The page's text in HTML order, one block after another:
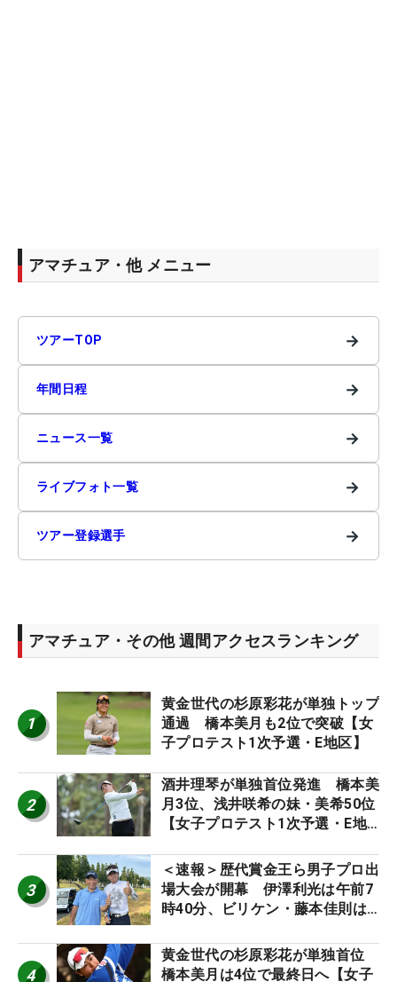
アマチュア・他 メニュー
ツアーTOP →
年間日程 →
ニュース一覧 →
ライブフォト一覧 →
ツアー登録選手 →
アマチュア・その他 週間アクセスランキング
1
黄金世代の杉原彩花が単独トップ
通過 橋本美月も2位で突破【女
子プロテスト1次予選・E地区】
2
酒井理琴が単独首位発進 橋本美
月3位、浅井咲希の妹・美希50位
【女子プロテスト1次予選・E地
3
＜速報＞歴代賞金王ら男子プロ出
場大会が開幕 伊澤利光は午前7
時40分、ビリケン・藤本佳則は
STAGE JOYX OPEN】
4
黄金世代の杉原彩花が単独首位
橋本美月は4位で最終日へ【女子